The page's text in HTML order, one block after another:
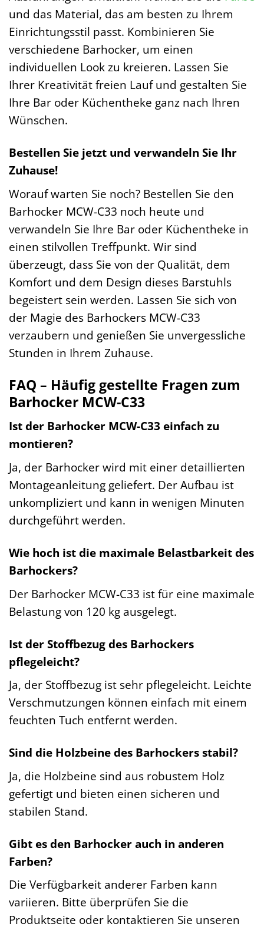
und das Material, das am besten zu Ihrem
Einrichtungsstil passt. Kombinieren Sie
verschiedene Barhocker, um einen
individuellen Look zu kreieren. Lassen Sie
Ihrer Kreativität freien Lauf und gestalten Sie
Ihre Bar oder Küchentheke ganz nach Ihren
Wünschen.
Bestellen Sie jetzt und verwandeln Sie Ihr
Zuhause!
Worauf warten Sie noch? Bestellen Sie den
Barhocker MCW-C33 noch heute und
verwandeln Sie Ihre Bar oder Küchentheke in
einen stilvollen Treffpunkt. Wir sind
überzeugt, dass Sie von der Qualität, dem
Komfort und dem Design dieses Barstuhls
begeistert sein werden. Lassen Sie sich von
der Magie des Barhockers MCW-C33
verzaubern und genießen Sie unvergessliche
Stunden in Ihrem Zuhause.
FAQ – Häufig gestellte Fragen zum
Barhocker MCW-C33
Ist der Barhocker MCW-C33 einfach zu
montieren?
Ja, der Barhocker wird mit einer detaillierten
Montageanleitung geliefert. Der Aufbau ist
unkompliziert und kann in wenigen Minuten
durchgeführt werden.
Wie hoch ist die maximale Belastbarkeit des
Barhockers?
Der Barhocker MCW-C33 ist für eine maximale
Belastung von 120 kg ausgelegt.
Ist der Stoffbezug des Barhockers
pflegeleicht?
Ja, der Stoffbezug ist sehr pflegeleicht. Leichte
Verschmutzungen können einfach mit einem
feuchten Tuch entfernt werden.
Sind die Holzbeine des Barhockers stabil?
Ja, die Holzbeine sind aus robustem Holz
gefertigt und bieten einen sicheren und
stabilen Stand.
Gibt es den Barhocker auch in anderen
Farben?
Die Verfügbarkeit anderer Farben kann
variieren. Bitte überprüfen Sie die
Produktseite oder kontaktieren Sie unseren